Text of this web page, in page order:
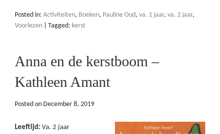
Posted in: Activiteiten, Boeken, Pauline Oud, va. 1 jaar, va. 2 jaar,
Voorlezen
Tagged: kerst
Anna en de kerstboom –
Kathleen Amant
Posted on December 8, 2019
Leeftijd: Va. 2 jaar